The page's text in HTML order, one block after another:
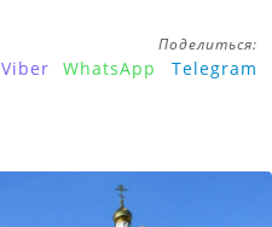
Поделиться:
Viber WhatsApp Telegram